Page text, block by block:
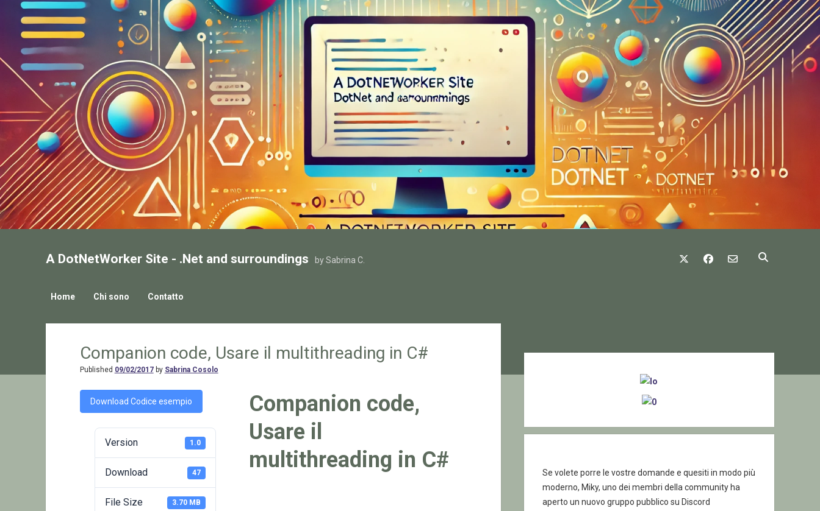
A DotNetWorker Site - .Net and surroundings by Sabrina C.
twitter facebook
email-form
Home Chi sono Contatto
Companion code, Usare il multithreading in C#
Published 09/02/2017by Sabrina Cosolo
Download Codice esempio
Version 1.0
Download 47
File Size 3.70 MB
Companion code,
Usare il
multithreading in C#
Se volete porre le vostre domande e quesiti in modo più
moderno, Miky, uno dei membri della community ha
aperto un nuovo gruppo pubblico su Discord